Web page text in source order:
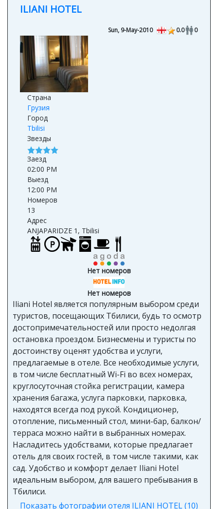
Страна
Грузия
Город
Tbilisi
Звезды
Заезд
02:00 PM
Выезд
12:00 PM
Номеров
13
Адрес
ANJAPARIDZE 1, Tbilisi
Нет номеров
Нет номеров
Iliani Hotel является популярным выбором среди
туристов, посещающих Тбилиси, будь то осмотр
достопримечательностей или просто недолгая
остановка проездом. Бизнесмены и туристы по
достоинству оценят удобства и услуги,
предлагаемые в отеле. Все необходимые услуги,
в том числе бесплатный Wi-Fi во всех номерах,
круглосуточная стойка регистрации, камера
хранения багажа, услуга парковки, парковка,
находятся всегда под рукой. Кондиционер,
отопление, письменный стол, мини-бар, балкон/
терраса можно найти в выбранных номерах.
Насладитесь удобствами, которые предлагает
отель для своих гостей, в том числе такими, как
сад. Удобство и комфорт делает Iliani Hotel
идеальным выбором, для вашего пребывания в
Тбилиси.
Показать фотографии отеля ILIANI HOTEL (10)